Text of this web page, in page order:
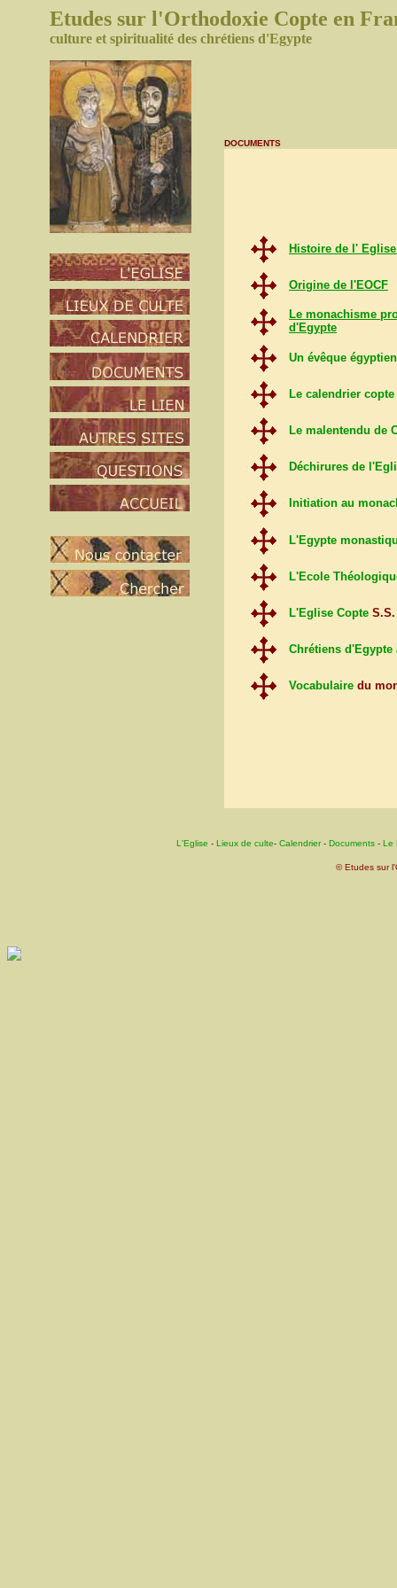
Etudes sur l'Orthodoxie Copte en
culture et spiritualité des chrétiens d'Egypte
DOCUMENTS
Histoire de l'
Origine de l'EOCF
Le monachisme
d'Egypte
Un évêque
Le calendrier copte
Le malentendu de
Déchirures de
Initiation au
L'Egypte
L'Ecole
L'Eglise Copte S.S.
Chrétiens d'Egypte
Vocabulaire du
L'Eglise - Lieux de culte- Calendrier- Documents - Le
© Etudes sur